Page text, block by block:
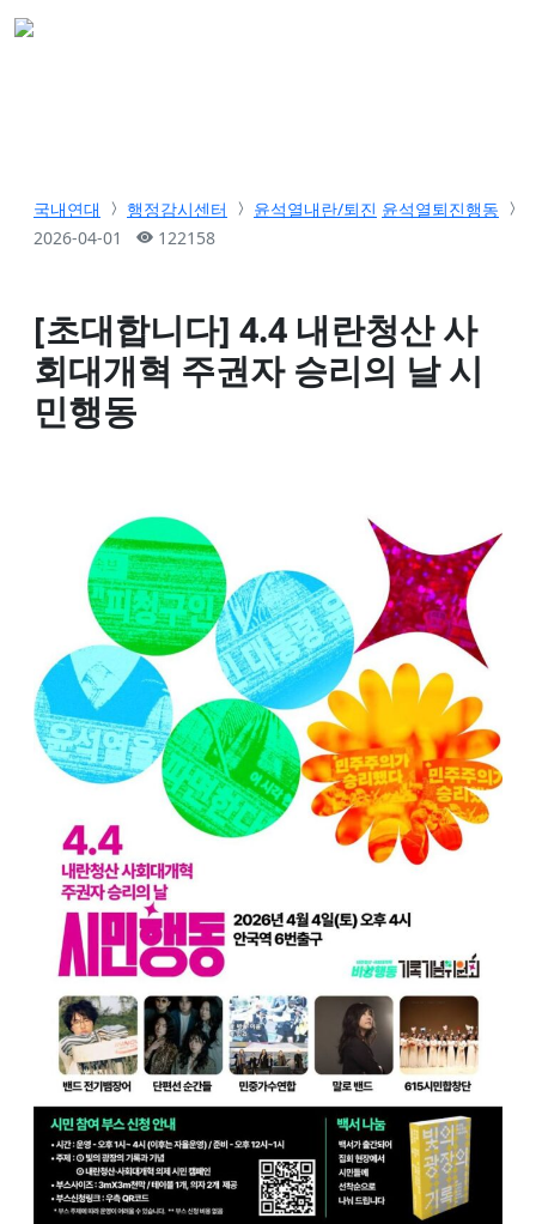
국내연대 행정감시센터 윤석열내란/퇴진 윤석열퇴진행동
2026-04-01
122158
[초대합니다] 4.4 내란청산 사
회대개혁 주권자 승리의 날 시
민행동